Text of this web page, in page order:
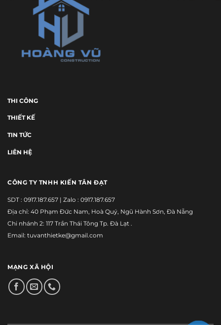
THI CÔNG
THIẾT KẾ
TIN TỨC
LIÊN HỆ
CÔNG TY TNHH KIẾN TÂN ĐẠT
SDT : 0917.187.657 | Zalo : 0917.187.657
Địa chỉ: 40 Phạm Đức Nam, Hoà Quý, Ngũ Hành Sơn, Đà Nẵng
Chi nhánh 2: 117 Trần Thái Tông Tp. Đà Lạt .
Email: tuvanthietke@gmail.com
MẠNG XÃ HỘI